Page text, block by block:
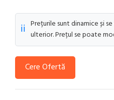
ℹ️ Prețurile sunt dinamice și
ulterior. Prețul se poate
Cere Ofertă